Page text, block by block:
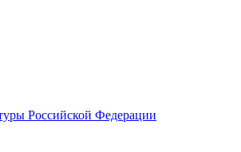
Российской Федерации